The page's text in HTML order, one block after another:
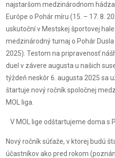
najstaršom medzinárodnom
Európe o Pohár míru (15. – 17. 8.
uskutoční v Mestskej športovej
medzinárodný turnaj o Pohár
2025). Testom na pripravenosť
duel v závere augusta u našich
týždeň neskôr 6. augusta 2025 sa
štartuje nový ročník spoločnej
MOL liga.
V MOL lige odštartujeme doma s
Nový ročník súťaže, v ktorej budú
účastníkov ako pred rokom